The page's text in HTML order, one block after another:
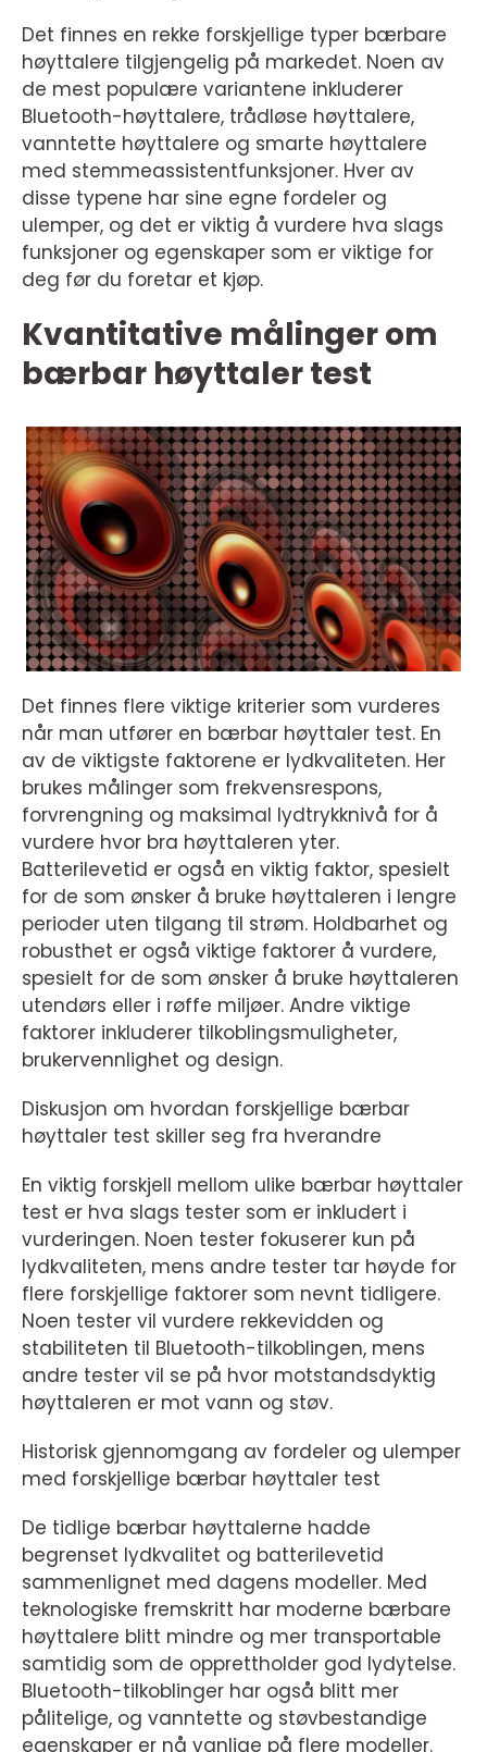
Det finnes en rekke forskjellige typer bærbare
høyttalere tilgjengelig på markedet. Noen av
de mest populære variantene inkluderer
Bluetooth-høyttalere, trådløse høyttalere,
vanntette høyttalere og smarte høyttalere
med stemmeassistentfunksjoner. Hver av
disse typene har sine egne fordeler og
ulemper, og det er viktig å vurdere hva slags
funksjoner og egenskaper som er viktige for
deg før du foretar et kjøp.
Kvantitative målinger om
bærbar høyttaler test
Det finnes flere viktige kriterier som vurderes
når man utfører en bærbar høyttaler test. En
av de viktigste faktorene er lydkvaliteten. Her
brukes målinger som frekvensrespons,
forvrengning og maksimal lydtrykknivå for å
vurdere hvor bra høyttaleren yter.
Batterilevetid er også en viktig faktor, spesielt
for de som ønsker å bruke høyttaleren i lengre
perioder uten tilgang til strøm. Holdbarhet og
robusthet er også viktige faktorer å vurdere,
spesielt for de som ønsker å bruke høyttaleren
utendørs eller i røffe miljøer. Andre viktige
faktorer inkluderer tilkoblingsmuligheter,
brukervennlighet og design.
Diskusjon om hvordan forskjellige bærbar
høyttaler test skiller seg fra hverandre
En viktig forskjell mellom ulike bærbar høyttaler
test er hva slags tester som er inkludert i
vurderingen. Noen tester fokuserer kun på
lydkvaliteten, mens andre tester tar høyde for
flere forskjellige faktorer som nevnt tidligere.
Noen tester vil vurdere rekkevidden og
stabiliteten til Bluetooth-tilkoblingen, mens
andre tester vil se på hvor motstandsdyktig
høyttaleren er mot vann og støv.
Historisk gjennomgang av fordeler og ulemper
med forskjellige bærbar høyttaler test
De tidlige bærbar høyttalerne hadde
begrenset lydkvalitet og batterilevetid
sammenlignet med dagens modeller. Med
teknologiske fremskritt har moderne bærbare
høyttalere blitt mindre og mer transportable
samtidig som de opprettholder god lydytelse.
Bluetooth-tilkoblinger har også blitt mer
pålitelige, og vanntette og støvbestandige
egenskaper er nå vanlige på flere modeller.